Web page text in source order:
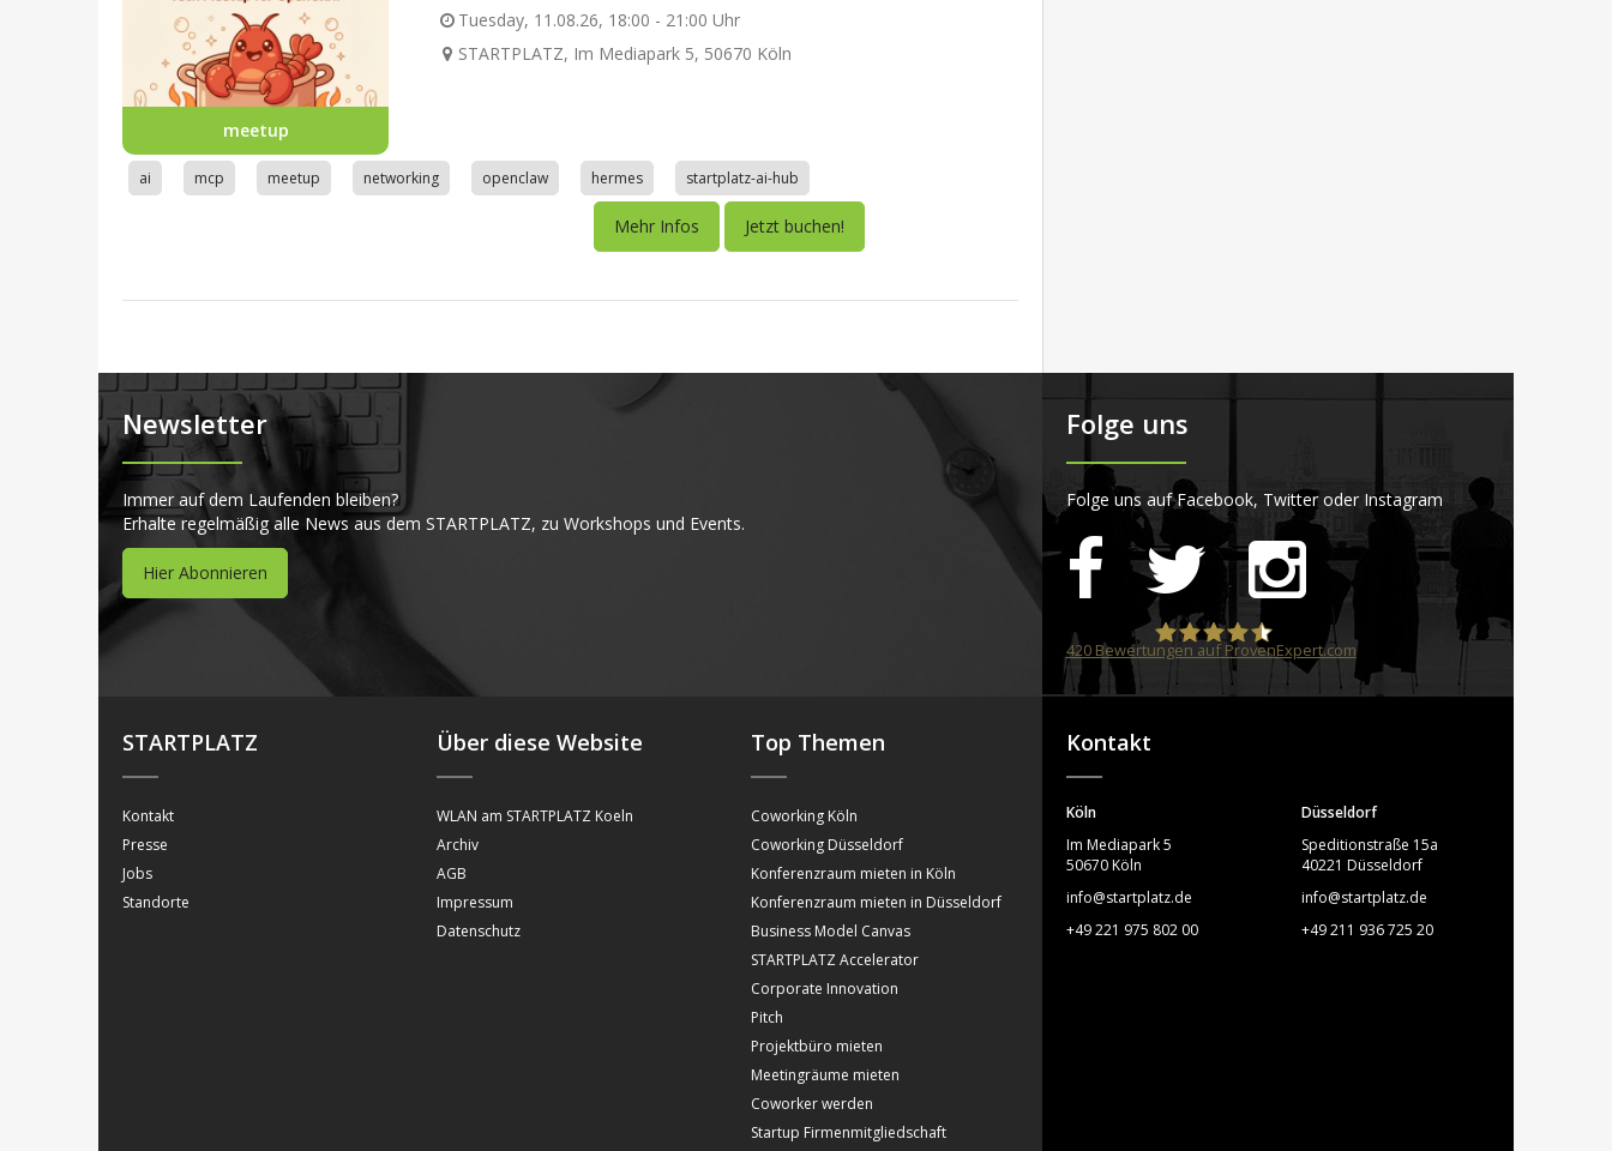
meetup
Tuesday, 11.08.26, 18:00 - 21:00 Uhr
STARTPLATZ, Im Mediapark 5, 50670 Köln
ai mcp meetup networking openclaw hermes startplatz-ai-hub
Mehr Infos Jetzt buchen!
Newsletter
Immer auf dem Laufenden bleiben?
Erhalte regelmäßig alle News aus dem STARTPLATZ, zu Workshops und Events.
Hier Abonnieren
Folge uns
Folge uns auf Facebook, Twitter oder Instagram
STARTPLATZ
420Bewertungen auf ProvenExpert.com
STARTPLATZ
Kontakt
Presse
Jobs
Standorte
Über diese Website
WLAN am STARTPLATZ Koeln
Archiv
AGB
Impressum
Datenschutz
Top Themen
Coworking Köln
Coworking Düsseldorf
Konferenzraum mieten in Köln
Konferenzraum mieten in Düsseldorf
Business Model Canvas
STARTPLATZ Accelerator
Corporate Innovation
Pitch
Projektbüro mieten
Meetingräume mieten
Coworker werden
Startup Firmenmitgliedschaft
Kontakt
Köln
Im Mediapark 5
50670 Köln
info@startplatz.de
+49 221 975 802 00
Düsseldorf
Speditionstraße 15a
40221 Düsseldorf
info@startplatz.de
+49 211 936 725 20